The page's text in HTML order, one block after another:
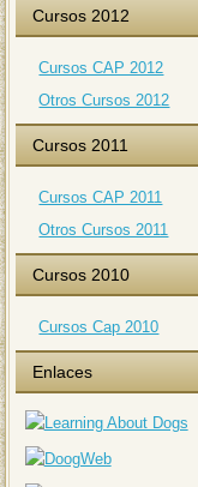
Cursos 2012
Cursos CAP 2012
Otros Cursos 2012
Cursos 2011
Cursos CAP 2011
Otros Cursos 2011
Cursos 2010
Cursos Cap 2010
Enlaces